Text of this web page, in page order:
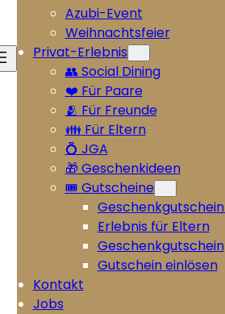
Azubi-Event
Weihnachtsfeier
Privat-Erlebnis
👥 Social Dining
❤️ Für Paare
🫂 Für Freunde
👪 Für Eltern
💍 JGA
🎁 Geschenkideen
🎟️ Gutscheine
Erlebnis für Eltern
Geschenkgutschein
Gutschein einlösen
Kontakt
Jobs